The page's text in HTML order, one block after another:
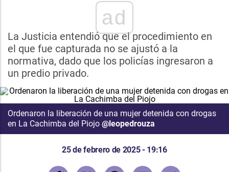
ad
La Justicia entendió que el procedimiento en
el que fue capturada no se ajustó a la
normativa, dado que los policías ingresaron a
un predio privado.
Ordenaron la liberación de una mujer detenida con drogas
en La Cachimba del Piojo @leopedrouza
25 de febrero de 2025 - 19:16